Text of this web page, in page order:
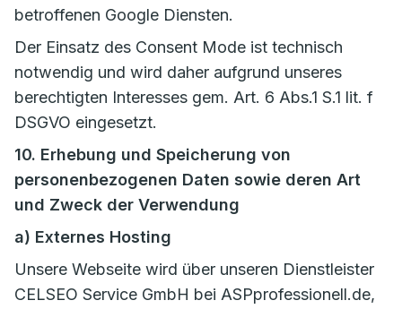
betroffenen Google Diensten.
Der Einsatz des Consent Mode ist technisch
notwendig und wird daher aufgrund unseres
berechtigten Interesses gem. Art. 6 Abs.1 S.1 lit. f
DSGVO eingesetzt.
10. Erhebung und Speicherung von
personenbezogenen Daten sowie deren Art
und Zweck der Verwendung
a) Externes Hosting
Unsere Webseite wird über unseren Dienstleister
CELSEO Service GmbH bei ASPprofessionell.de,